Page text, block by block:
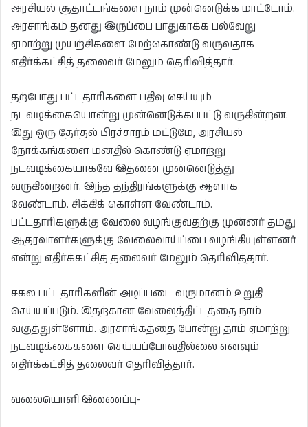
அரசியல் சூதாட்டங்களை நாம் முன்னெடுக்க மாட்டோம்.
அரசாங்கம் தனது இருப்பை பாதுகாக்க பல்வேறு
ஏமாற்று முயற்சிகளை மேற்கொண்டு வருவதாக
எதிர்க்கட்சித் தலைவர் மேலும் தெரிவித்தார்.
தற்போது பட்டதாரிகளை பதிவு செய்யும்
நடவடிக்கையொன்று முன்னெடுக்கப்பட்டு வருகின்றன.
இது ஒரு தேர்தல் பிரச்சாரம் மட்டுமே, அரசியல்
நோக்கங்களை மனதில் கொண்டு ஏமாற்று
நடவடிக்கையாகவே இதனை முன்னெடுத்து
வருகின்றனர். இந்த தந்திரங்களுக்கு ஆளாக
வேண்டாம். சிக்கிக் கொள்ள வேண்டாம்.
பட்டதாரிகளுக்கு வேலை வழங்குவதற்கு முன்னர் தமது
ஆதரவாளர்களுக்கு வேலைவாய்ப்பை வழங்கியுள்ளனர்
என்று எதிர்க்கட்சித் தலைவர் மேலும் தெரிவித்தார்.
சகல பட்டதாரிகளின் அடிப்படை வருமானம் உறுதி
செய்யப்படும். இதற்கான வேலைத்திட்டத்தை நாம்
வகுத்துள்ளோம். அரசாங்கத்தை போன்று தாம் ஏமாற்று
நடவடிக்கைகளை செய்யப்போவதில்லை எனவும்
எதிர்க்கட்சித் தலைவர் தெரிவித்தார்.
வலையொளி இணைப்பு-